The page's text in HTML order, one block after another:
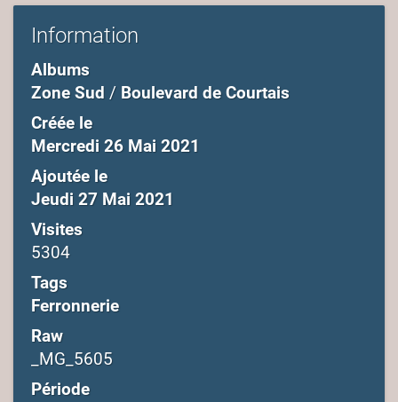
Information
Albums
Zone Sud / Boulevard de Courtais
Créée le
Mercredi 26 Mai 2021
Ajoutée le
Jeudi 27 Mai 2021
Visites
5304
Tags
Ferronnerie
Raw
_MG_5605
Période